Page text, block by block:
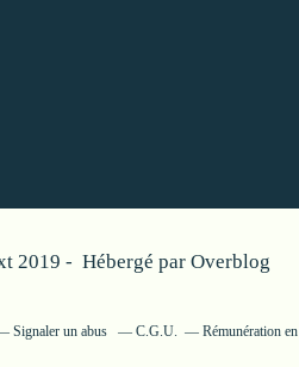
2019 - Hébergé par Overblog
Signaler un abus C.G.U. Rémunération